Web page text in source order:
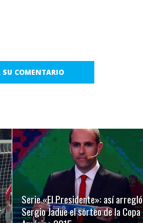
SU COMENTARIO
Serie «El Presidente»: así arregló
Sergio Jadue el sorteo de la Copa
LEER MÁS